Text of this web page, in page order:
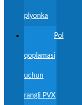
plyonka
Pol
qoplamasi
uchun
rangli PVX